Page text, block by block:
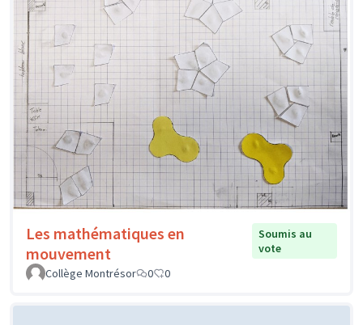
Les mathématiques en
mouvement
Soumis au
vote
Collège Montrésor
0 0